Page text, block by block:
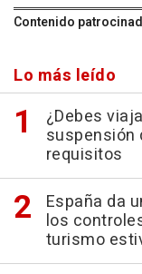
Contenido
Lo más leído
¿Debes
suspensión
requisitos
España da
los
turismo